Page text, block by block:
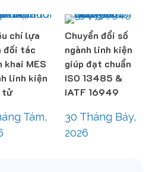
chí lựa
đối tác
khai MES
linh kiện
tử
Tám,
Chuyển đổi số
ngành linh kiện
giúp đạt chuẩn
ISO 13485 &
IATF 16949
30 Tháng Bảy,
2026